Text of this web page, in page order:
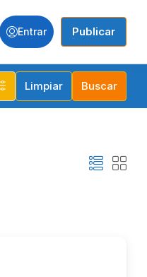
Entrar Publicar
Limpiar Buscar